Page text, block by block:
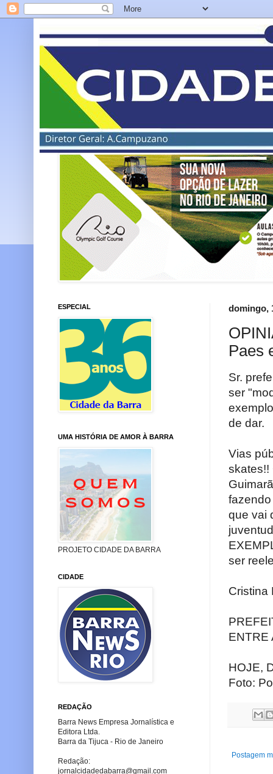
domingo,
Paes
Sr.
ser
de dar.
Vias
skates!!
que vai
ser
Cristina
ENTRE
HOJE,
Foto:
Postagem
ESPECIAL
UMA HISTÓRIA DE AMOR À BARRA
PROJETO CIDADE DA BARRA
CIDADE
REDAÇÃO
Barra News Empresa Jornalística e
Editora Ltda.
Barra da Tijuca - Rio de Janeiro
Redação:
jornalcidadedabarra@gmail.com